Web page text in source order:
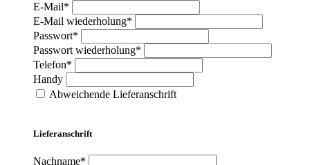
E-Mail*
E-Mail wiederholung*
Passwort*
Passwort wiederholung*
Telefon*
Handy
Abweichende Lieferanschrift
Lieferanschrift
Nachname*